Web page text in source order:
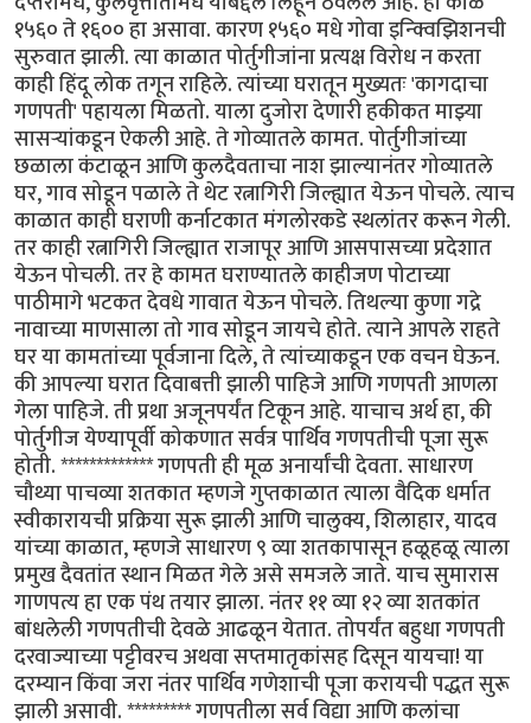
१५६० ते १६०० हा असावा. कारण १५६० मधे गोवा इन्क्विझिशनची
सुरुवात झाली. त्या काळात पोर्तुगीजांना प्रत्यक्ष विरोध न करता
काही हिंदू लोक तगून राहिले. त्यांच्या घरातून मुख्यतः 'कागदाचा
गणपती' पहायला मिळतो. याला दुजोरा देणारी हकीकत माझ्या
सासर्‍यांकडून ऐकली आहे. ते गोव्यातले कामत. पोर्तुगीजांच्या
छळाला कंटाळून आणि कुलदैवताचा नाश झाल्यानंतर गोव्यातले
घर, गाव सोडून पळाले ते थेट रत्नागिरी जिल्ह्यात येऊन पोचले. त्याच
काळात काही घराणी कर्नाटकात मंगलोरकडे स्थलांतर करून गेली.
तर काही रत्नागिरी जिल्ह्यात राजापूर आणि आसपासच्या प्रदेशात
येऊन पोचली. तर हे कामत घराण्यातले काहीजण पोटाच्या
पाठीमागे भटकत देवधे गावात येऊन पोचले. तिथल्या कुणा गद्रे
नावाच्या माणसाला तो गाव सोडून जायचे होते. त्याने आपले राहते
घर या कामतांच्या पूर्वजाना दिले, ते त्यांच्याकडून एक वचन घेऊन.
की आपल्या घरात दिवाबत्ती झाली पाहिजे आणि गणपती आणला
गेला पाहिजे. ती प्रथा अजूनपर्यंत टिकून आहे. याचाच अर्थ हा, की
पोर्तुगीज येण्यापूर्वी कोकणात सर्वत्र पार्थिव गणपतीची पूजा सुरू
होती. ************* गणपती ही मूळ अनार्यांची देवता. साधारण
चौथ्या पाचव्या शतकात म्हणजे गुप्तकाळात त्याला वैदिक धर्मात
स्वीकारायची प्रक्रिया सुरू झाली आणि चालुक्य, शिलाहार, यादव
यांच्या काळात, म्हणजे साधारण ९ व्या शतकापासून हळूहळू त्याला
प्रमुख दैवतांत स्थान मिळत गेले असे समजले जाते. याच सुमारास
गाणपत्य हा एक पंथ तयार झाला. नंतर ११ व्या १२ व्या शतकांत
बांधलेली गणपतीची देवळे आढळून येतात. तोपर्यंत बहुधा गणपती
दरवाज्याच्या पट्टीवरच अथवा सप्तमातृकांसह दिसून यायचा! या
दरम्यान किंवा जरा नंतर पार्थिव गणेशाची पूजा करायची पद्धत सुरू
झाली असावी. ********* गणपतीला सर्व विद्या आणि कलांचा